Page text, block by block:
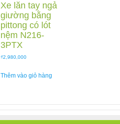
Xe lăn tay ngả
giường bằng
pittong có lót
nệm N216-
3PTX
₫2,980,000
Thêm vào giỏ hàng